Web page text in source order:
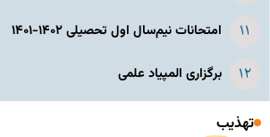
امتحانات نیم‌سال اول تحصیلی ۱۴۰۲-۱۴۰۱
برگزاری المپیاد علمی
تهذیب